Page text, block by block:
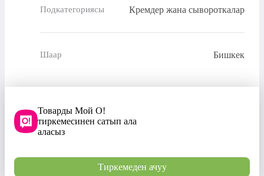
Подкатегориясы Кремдер жана сывороткалар
Шаар Бишкек
Товарды Мой О!
тиркемесинен сатып ала
аласыз
Тиркемеден ачуу